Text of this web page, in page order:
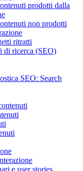
prodotti dalla
non prodotti
ritratti
di ricerca (SEO)
SEO: Search
e user stories